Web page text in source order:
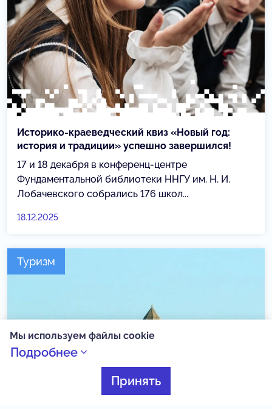
Историко-краеведческий квиз «Новый год:
история и традиции» успешно завершился!
17 и 18 декабря в конференц-центре
Фундаментальной библиотеки ННГУ им. Н. И.
Лобачевского собрались 176 школ...
18.12.2025
Туризм
Мы используем файлы cookie
Подробнее
Принять